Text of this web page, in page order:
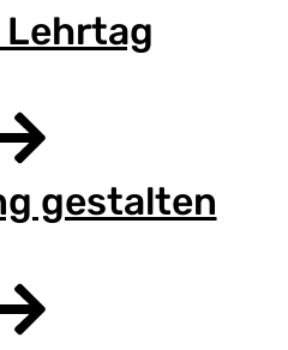
gestalten